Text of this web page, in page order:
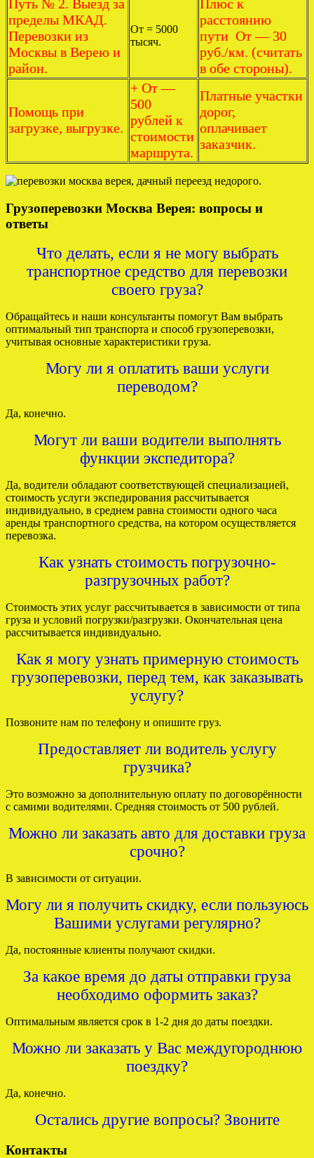
Путь № 2. Выезд за
пределы МКАД.
Перевозки из
Москвы в Верею и
район.
От = 5000
тысяч.
Плюс к
расстоянию
пути От — 30
руб./км. (считать
в обе стороны).
Помощь при
загрузке, выгрузке.
+ От —
500
рублей к
стоимости
маршрута.
Платные участки
дорог,
оплачивает
заказчик.
Грузоперевозки Москва Верея: вопросы и
ответы
Что делать, если я не могу выбрать
транспортное средство для перевозки
своего груза?
Обращайтесь и наши консультанты помогут Вам выбрать
оптимальный тип транспорта и способ грузоперевозки,
учитывая основные характеристики груза.
Могу ли я оплатить ваши услуги
переводом?
Да, конечно.
Могут ли ваши водители выполнять
функции экспедитора?
Да, водители обладают соответствующей специализацией,
стоимость услуги экспедирования рассчитывается
индивидуально, в среднем равна стоимости одного часа
аренды транспортного средства, на котором осуществляется
перевозка.
Как узнать стоимость погрузочно-
разгрузочных работ?
Стоимость этих услуг рассчитывается в зависимости от типа
груза и условий погрузки/разгрузки. Окончательная цена
рассчитывается индивидуально.
Как я могу узнать примерную стоимость
грузоперевозки, перед тем, как заказывать
услугу?
Позвоните нам по телефону и опишите груз.
Предоставляет ли водитель услугу
грузчика?
Это возможно за дополнительную оплату по договорённости
с самими водителями. Средняя стоимость от 500 рублей.
Можно ли заказать авто для доставки груза
срочно?
В зависимости от ситуации.
Могу ли я получить скидку, если пользуюсь
Вашими услугами регулярно?
Да, постоянные клиенты получают скидки.
За какое время до даты отправки груза
необходимо оформить заказ?
Оптимальным является срок в 1-2 дня до даты поездки.
Можно ли заказать у Вас междугороднюю
поездку?
Да, конечно.
Остались другие вопросы? Звоните
Контакты